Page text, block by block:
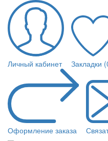
Личный кабинет Закладки
Оформление заказа